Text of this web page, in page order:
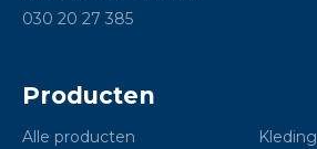
030 20 27 385
Producten
Alle producten
Kleding